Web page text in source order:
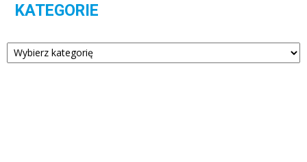
KATEGORIE
Kategorie